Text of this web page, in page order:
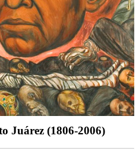
Juárez (1806-2006)